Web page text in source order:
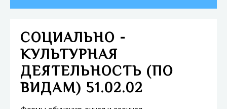
СОЦИАЛЬНО -
КУЛЬТУРНАЯ
ДЕЯТЕЛЬНОСТЬ (ПО
ВИДАМ) 51.02.02